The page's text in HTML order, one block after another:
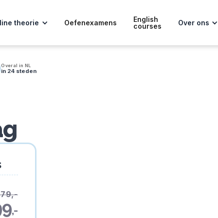
theorie Oefenexamens
English
courses
Over ons
Overal in NL
in 24 steden
,-